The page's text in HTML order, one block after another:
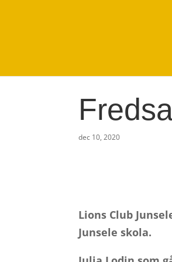
dec 10, 2020
Lions Club
Junsele skola.